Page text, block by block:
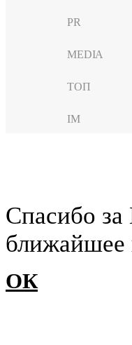
PR
MEDIA
ТОП
IM
Cпасибо
ближайшее
ОК